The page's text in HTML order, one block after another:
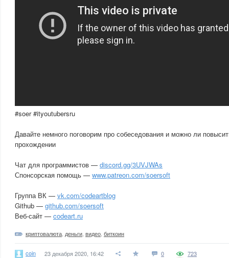
#soer #ityoutubersru
Давайте немного поговорим про собеседования и можно ли
прохождении
Чат для программистов — discord.gg/3UVJWAs
Спонсорская помощь — www.patreon.com/soersoft
Группа ВК — vk.com/codeartblog
Github — github.com/soersoft
Веб-сайт — codeart.ru
криптовалюта деньги видео биткоин
coin 23 декабря 2020, 16:42 0 723